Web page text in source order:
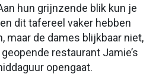
hun grijnzende blik kun je
dit tafereel vaker hebben
maar de dames blijkbaar niet,
restaurant Jamie’s
opengaat.